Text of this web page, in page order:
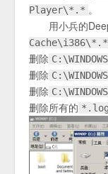
Player\*.* 。
用小兵的
Cache\i386\*.*
删除
删除
删除
删除所有的 *.log